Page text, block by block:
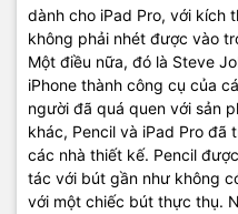
dành cho iPad Pro, với kích
không phải nhét được vào
Một điều nữa, đó là Steve
iPhone thành công cụ của
người đã quá quen với sản
khác, Pencil và iPad Pro đã
các nhà thiết kế. Pencil
tác với bút gần như không
với một chiếc bút thực thụ.